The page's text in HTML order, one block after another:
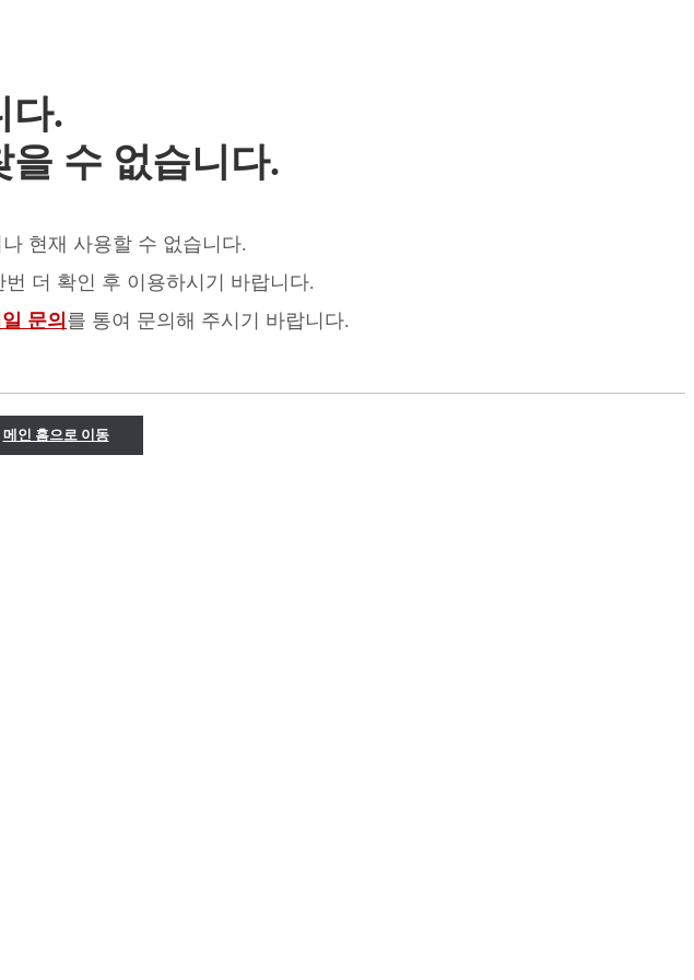
다.
수 없습니다.
현재 사용할 수 없습니다.
더 확인 후 이용하시기 바랍니다.
문의 를 통여 문의해 주시기 바랍니다.
메인 홈으로 이동